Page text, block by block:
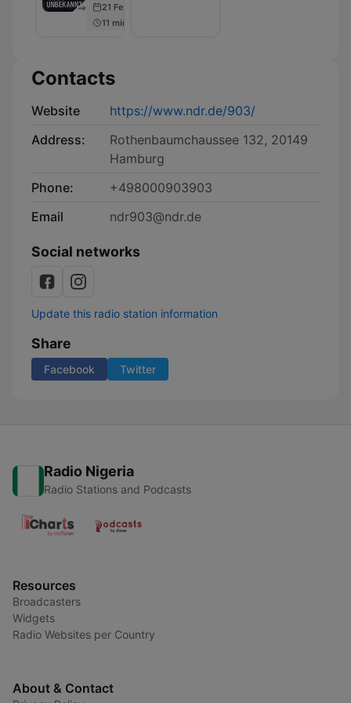
21 Feb 2019
11 min
Contacts
Website
https://www.ndr.de/903/
Address:
Rothenbaumchaussee 132, 20149
Hamburg
Phone:
+498000903903
Email
ndr903@ndr.de
Social networks
Update this radio station information
Share
Facebook Twitter
Radio Nigeria
Radio Stations and Podcasts
Resources
Broadcasters
Widgets
Radio Websites per Country
About & Contact